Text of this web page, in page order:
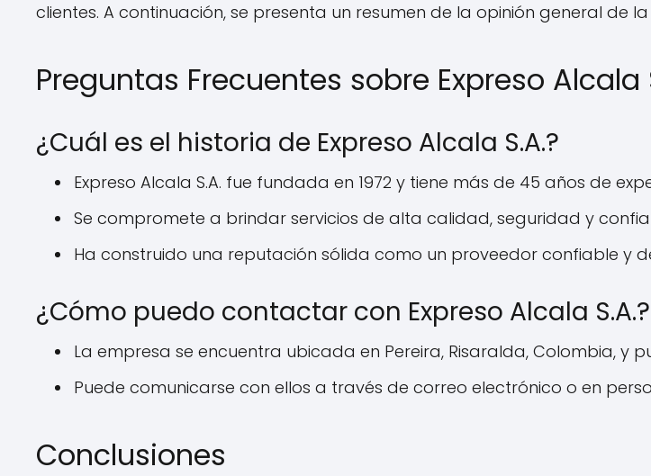
clientes. A continuación, se presenta un resumen de la opinión general de
Preguntas Frecuentes sobre Expreso Alcala
¿Cuál es el historia de Expreso Alcala S.A.?
Expreso Alcala S.A. fue fundada en 1972 y tiene más de 45 años de
Se compromete a brindar servicios de alta calidad, seguridad y
Ha construido una reputación sólida como un proveedor confiable y
¿Cómo puedo contactar con Expreso Alcala S.A.?
La empresa se encuentra ubicada en Pereira, Risaralda, Colombia, y
Puede comunicarse con ellos a través de correo electrónico o en
Conclusiones